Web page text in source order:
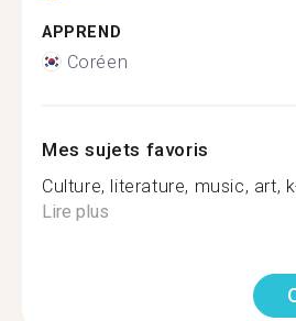
APPREND
Coréen
Mes sujets favoris
Culture, literature, music, art,
Lire plus